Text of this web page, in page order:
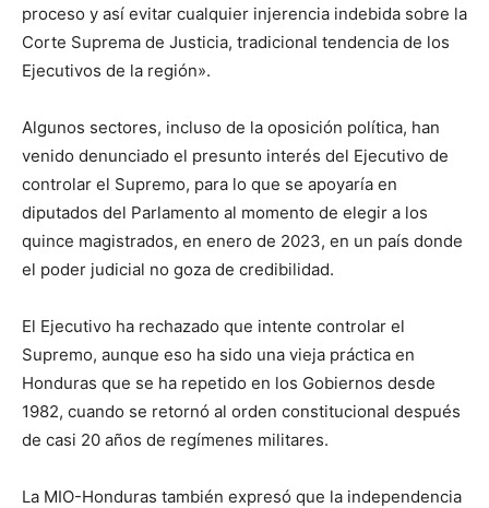
proceso y así evitar cualquier injerencia indebida sobre la
Corte Suprema de Justicia, tradicional tendencia de los
Ejecutivos de la región».
Algunos sectores, incluso de la oposición política, han
venido denunciado el presunto interés del Ejecutivo de
controlar el Supremo, para lo que se apoyaría en
diputados del Parlamento al momento de elegir a los
quince magistrados, en enero de 2023, en un país donde
el poder judicial no goza de credibilidad.
El Ejecutivo ha rechazado que intente controlar el
Supremo, aunque eso ha sido una vieja práctica en
Honduras que se ha repetido en los Gobiernos desde
1982, cuando se retornó al orden constitucional después
de casi 20 años de regímenes militares.
La MIO-Honduras también expresó que la independencia